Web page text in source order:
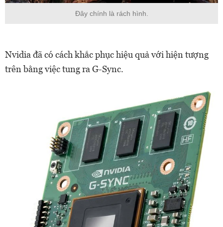
Đây chính là rách hình.
Nvidia đã có cách khắc phục hiệu quả với hiện tượng
trên bằng việc tung ra G-Sync.